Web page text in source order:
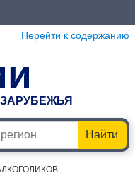
Перейти к содержанию
Найти
—